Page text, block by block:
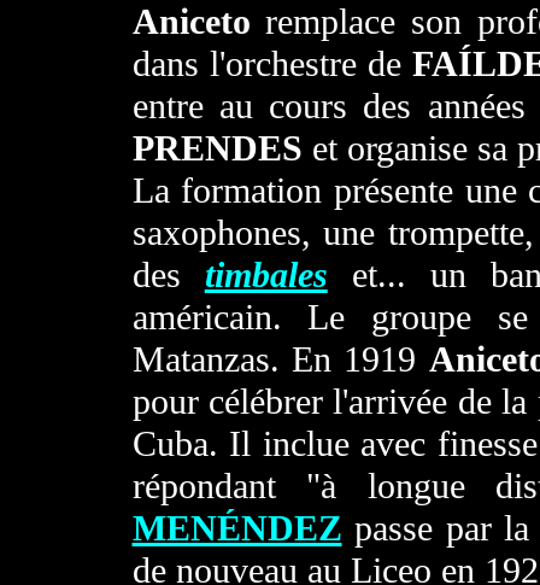
Aniceto remplace son
dans l'orchestre de
entre au cours des
PRENDES et organise sa
La formation présente une
saxophones, une
des timbales et... un
américain. Le groupe
Matanzas. En 1919
pour célébrer l'arrivée de la
Cuba. Il inclue avec
répondant "à longue
MENÉNDEZ passe par
de nouveau au Liceo en